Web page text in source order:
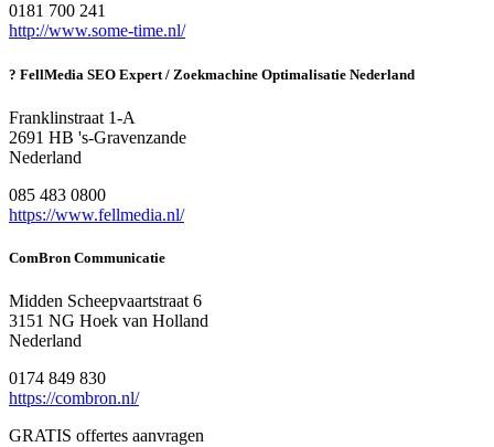
0181 700 241
http://www.some-time.nl/
? FellMedia SEO Expert / Zoekmachine Optimalisatie Nederland
Franklinstraat 1-A
2691 HB 's-Gravenzande
Nederland
085 483 0800
https://www.fellmedia.nl/
ComBron Communicatie
Midden Scheepvaartstraat 6
3151 NG Hoek van Holland
Nederland
0174 849 830
https://combron.nl/
GRATIS offertes aanvragen